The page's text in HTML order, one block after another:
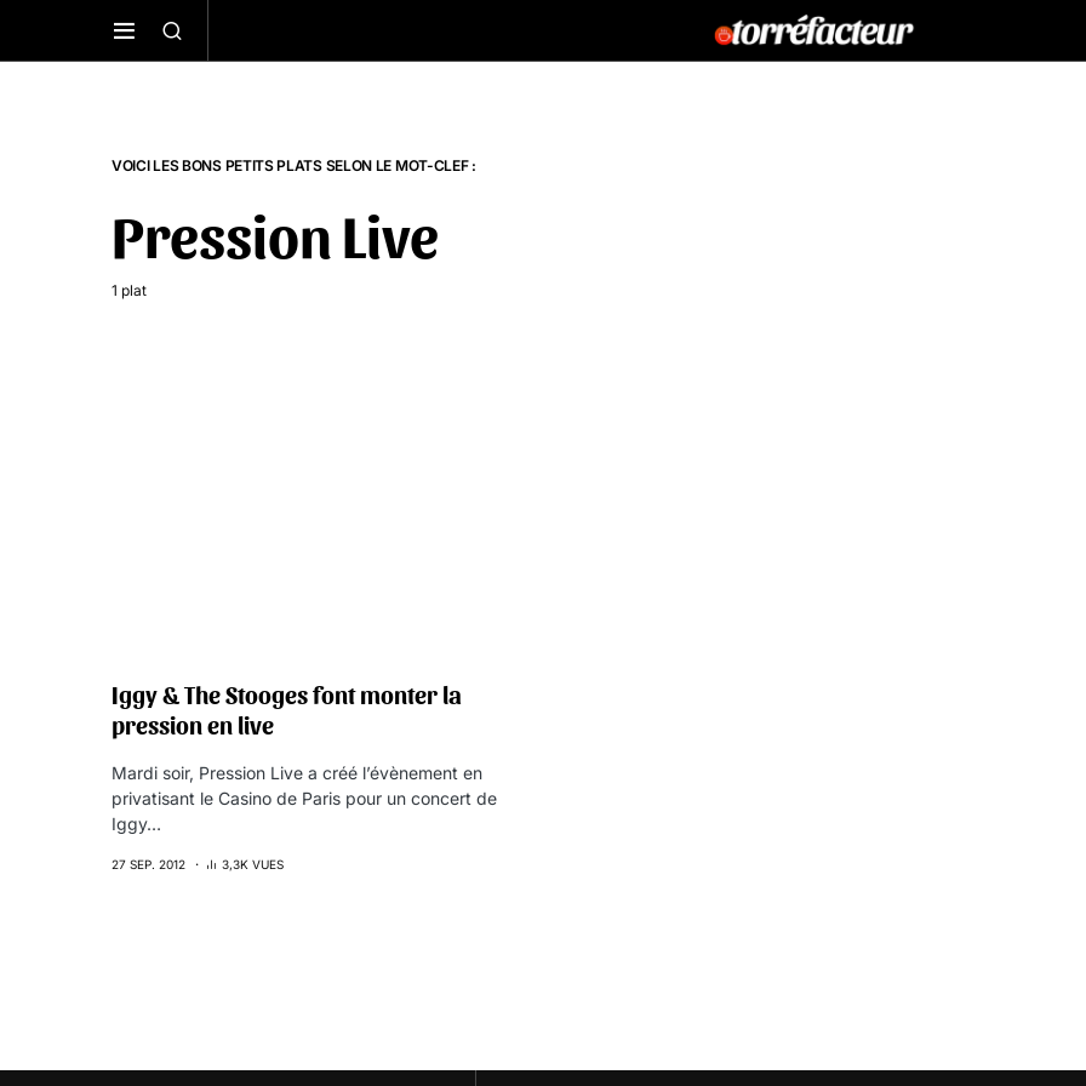
VOICI LES BONS PETITS PLATS SELON LE MOT-CLEF :
Pression Live
1 plat
Iggy & The Stooges font monter la
pression en live
Mardi soir, Pression Live a créé l’évènement en
privatisant le Casino de Paris pour un concert de
Iggy…
27 SEP. 2012 3,3K VUES